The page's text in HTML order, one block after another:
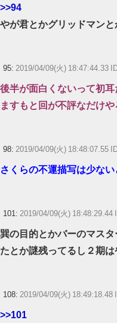
>>94
やが君とかグリッドマン
95: 2019/04/09(火) 18:47:44.33
後半が面白くないって初耳
ますもと回が不評なだけや
98: 2019/04/09(火) 18:48:07.55
さくらの不運描写は少な
101: 2019/04/09(火) 18:48:29.44
巽の目的とかバーのマス
たとか謎残ってるし２期は
108: 2019/04/09(火) 18:49:18.48
>>101